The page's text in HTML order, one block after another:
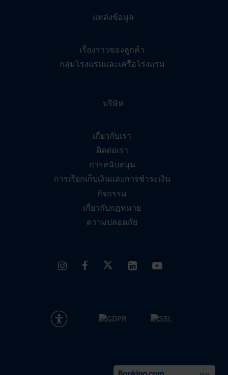
แหล่งข้อมูล
เรื่องราวของลูกค้า
กลุ่มโรงแรมและเครือโรงแรม
บริษัท
เกี่ยวกับเรา
ติดต่อเรา
การสนับสนุน
การเรียกเก็บเงินและการชำระเงิน
กิจกรรม
เกี่ยวกับกฎหมาย
ความปลอดภัย